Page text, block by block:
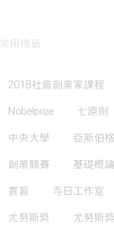
常用標籤
2018社會創業家課程
Nobelprize 七原則
中央大學 亞斯伯
創業競賽 基礎概論
實習 寺日工作室
尤努斯獎 尤努斯